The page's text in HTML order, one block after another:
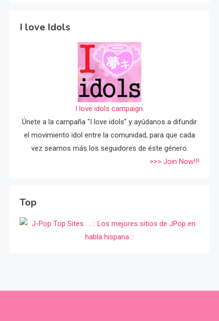
I love Idols
I love idols campaign.
Únete a la campaña "I love idols" y ayúdanos a difundir
el movimiento idol entre la comunidad, para que cada
vez seamos más los seguidores de éste género.
>>> Join Now!!!
Top